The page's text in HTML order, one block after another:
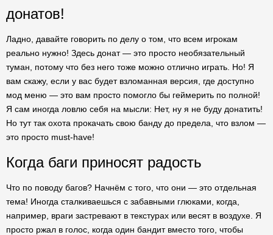
донатов!
Ладно, давайте говорить по делу о том, что всем игрокам
реально нужно! Здесь донат — это просто необязательный
туман, потому что без него тоже можно отлично играть. Но! Я
вам скажу, если у вас будет взломанная версия, где доступно
мод меню — это вам просто помогло бы геймерить по полной!
Я сам иногда ловлю себя на мысли: Нет, ну я не буду донатить!
Но тут так охота прокачать свою банду до предела, что взлом —
это просто must-have!
Когда баги приносят радость
Что по поводу багов? Начнём с того, что они — это отдельная
тема! Иногда сталкиваешься с забавными глюками, когда,
например, враги застревают в текстурах или весят в воздухе. Я
просто ржал в голос, когда один бандит вместо того, чтобы